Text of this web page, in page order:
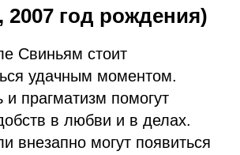
2007 год рождения)
Свиньям стоит
удачным моментом.
и прагматизм помогут
в любви и в делах.
внезапно могут появиться